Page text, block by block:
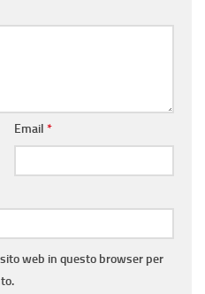
Email *
web in questo browser per